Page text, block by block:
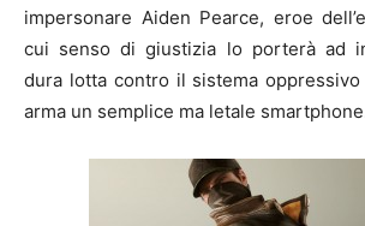
impersonare Aiden Pearce, eroe
cui senso di giustizia lo porterà ad
dura lotta contro il sistema
arma un semplice ma letale